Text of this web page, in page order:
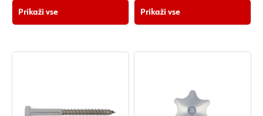
Prikaži vse Prikaži vse